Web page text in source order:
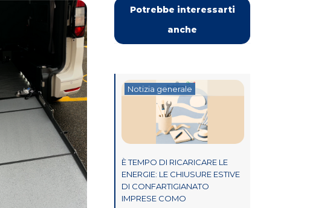
Potrebbe interessarti
anche
Notizia generale
È TEMPO DI RICARICARE LE
ENERGIE: LE CHIUSURE ESTIVE
DI CONFARTIGIANATO
IMPRESE COMO